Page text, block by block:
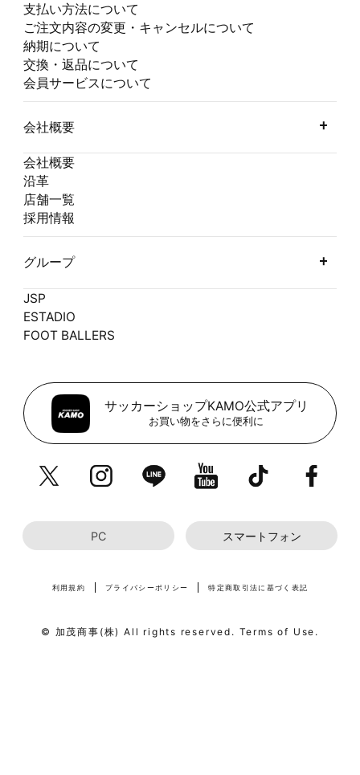
支払い方法について
ご注文内容の変更・キャンセルについて
納期について
交換・返品について
会員サービスについて
会社概要
会社概要
沿革
店舗一覧
採用情報
グループ
JSP
ESTADIO
FOOT BALLERS
サッカーショップKAMO公式アプリ
お買い物をさらに便利に
PC スマートフォン
利用規約 プライバシーポリシー 特定商取引法に基づく表記
© 加茂商事(株) All rights reserved. Terms of Use.